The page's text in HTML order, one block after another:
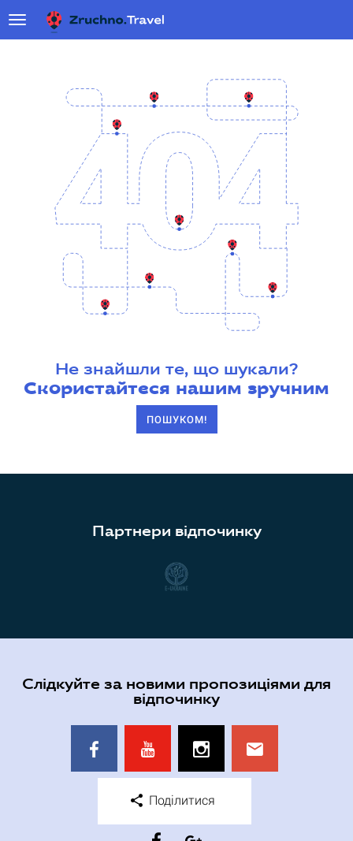
Не знайшли те, що шукали?
Скористайтеся нашим зручним
ПОШУКОМ!
Партнери відпочинку
Слідкуйте за новими пропозиціями для
відпочинку
Поділитися